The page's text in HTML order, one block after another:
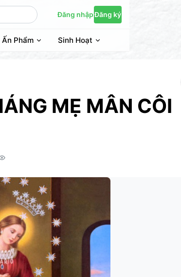
Đăng nhậpĐăng ký
Ấn Phẩm Sinh Hoạt
MẸ MÂN CÔI